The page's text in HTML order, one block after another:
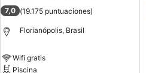
7,0 (19.175 puntuaciones)
Florianópolis, Brasil
Wifi gratis
Piscina